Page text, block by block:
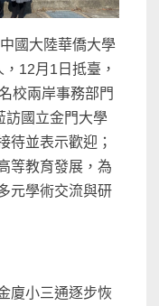
國大陸華僑大學
12月1日抵臺，
校兩岸事務部門
訪國立金門大學
待並表示歡迎；
等教育發展，為
元學術交流與研
廈小三通逐步恢